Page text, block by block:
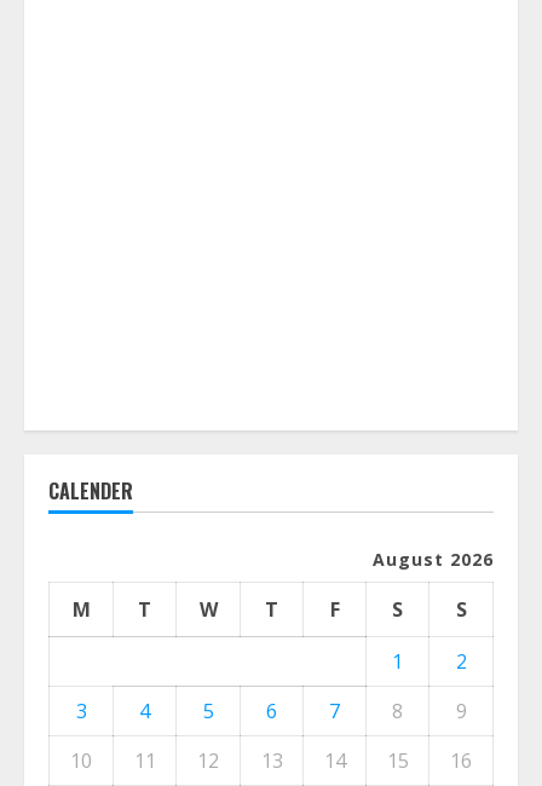
CALENDER
August 2026
M T W T F S
S
1
2
3
4 5 6 7 8
9
10
11 12 13 14 15 16